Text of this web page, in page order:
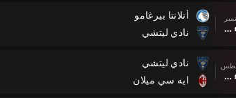
انتهاء وقت المباراة
أتلانتا بيرغامو
نادي ليتشي
انتهاء وقت المباراة
نادي ليتشي
ايه سي ميلان